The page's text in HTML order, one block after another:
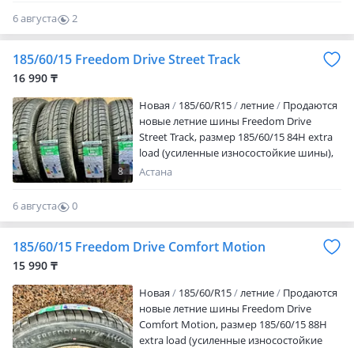
6 августа
2
0
185/60/15 Freedom Drive Street Track
16 990 ₸
8
Новая 185/60/R15 летние
Продаются
новые летние шины Freedom Drive
Street Track, размер 185/60/15 84H extra
load (усиленные износостойкие шины),
выпуск 2026 г. Гарантия и контроль
Астана
6 августа
0
0
185/60/15 Freedom Drive Comfort Motion
15 990 ₸
Новая 185/60/R15 летние
Продаются
новые летние шины Freedom Drive
Comfort Motion, размер 185/60/15 88H
extra load (усиленные износостойкие